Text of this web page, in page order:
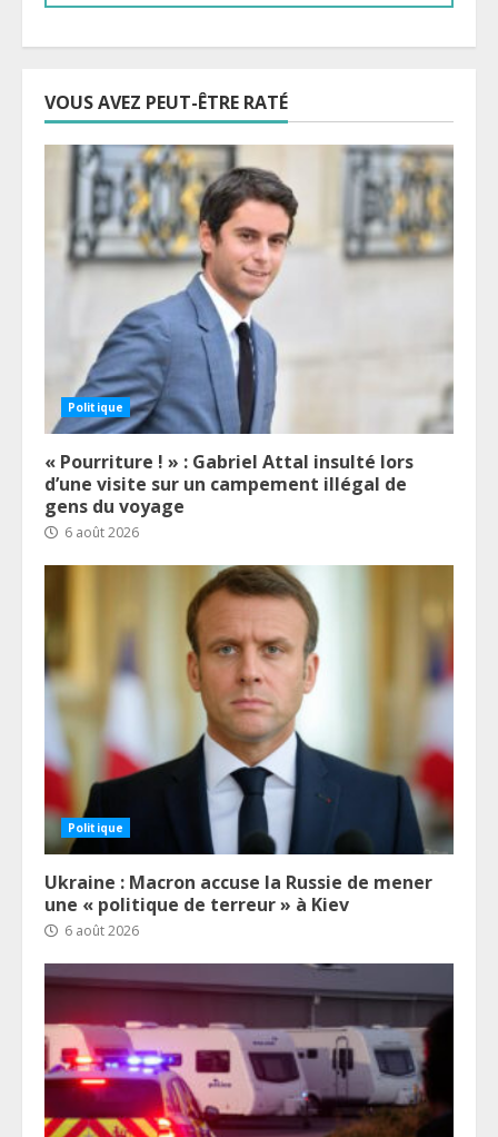
VOUS AVEZ PEUT-ÊTRE RATÉ
Politique
« Pourriture ! » : Gabriel Attal insulté lors
d’une visite sur un campement illégal de
gens du voyage
6 août 2026
Politique
Ukraine : Macron accuse la Russie de mener
une « politique de terreur » à Kiev
6 août 2026